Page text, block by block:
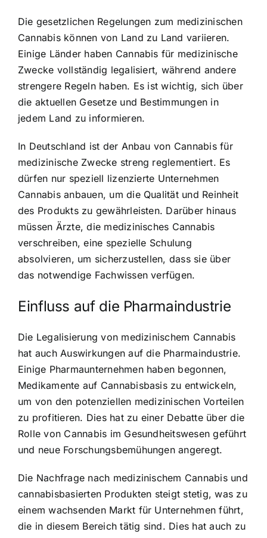
Die gesetzlichen Regelungen zum medizinischen
Cannabis können von Land zu Land variieren.
Einige Länder haben Cannabis für medizinische
Zwecke vollständig legalisiert, während andere
strengere Regeln haben. Es ist wichtig, sich über
die aktuellen Gesetze und Bestimmungen in
jedem Land zu informieren.
In Deutschland ist der Anbau von Cannabis für
medizinische Zwecke streng reglementiert. Es
dürfen nur speziell lizenzierte Unternehmen
Cannabis anbauen, um die Qualität und Reinheit
des Produkts zu gewährleisten. Darüber hinaus
müssen Ärzte, die medizinisches Cannabis
verschreiben, eine spezielle Schulung
absolvieren, um sicherzustellen, dass sie über
das notwendige Fachwissen verfügen.
Einfluss auf die Pharmaindustrie
Die Legalisierung von medizinischem Cannabis
hat auch Auswirkungen auf die Pharmaindustrie.
Einige Pharmaunternehmen haben begonnen,
Medikamente auf Cannabisbasis zu entwickeln,
um von den potenziellen medizinischen Vorteilen
zu profitieren. Dies hat zu einer Debatte über die
Rolle von Cannabis im Gesundheitswesen geführt
und neue Forschungsbemühungen angeregt.
Die Nachfrage nach medizinischem Cannabis und
cannabisbasierten Produkten steigt stetig, was zu
einem wachsenden Markt für Unternehmen führt,
die in diesem Bereich tätig sind. Dies hat auch zu